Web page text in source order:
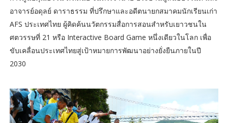
อาจารย์อดุลย์ ดาราธรรม ที่ปรึกษาและอดีตนายกสมาคมนักเรียนเก่า
AFS ประเทศไทย ผู้คิดค้นนวัตกรรมสื่อการสอนสำหรับเยาวชนใน
ศตวรรษที่ 21 หรือ Interactive Board Game หนึ่งเดียวในโลก เพื่อ
ขับเคลื่อนประเทศไทยสู่เป้าหมายการพัฒนาอย่างยั่งยืนภายในปี
2030